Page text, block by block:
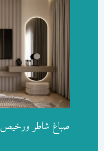
صباغ شاطر ورخيص